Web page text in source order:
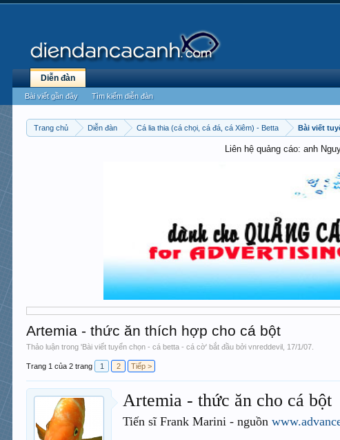
Trang chủ Diễn đàn Cá lia thia (cá chọi, cá đá, cá Xiêm) - Betta Bài viết
Liên hệ quảng cáo: anh
Artemia - thức ăn thích hợp cho cá bột
Thảo luận trong 'Bài viết tuyển chọn - cá betta - cá cờ' bắt đầu bởivnreddevil 17/1/07
Trang 1 của 2 trang 1 2 Tiếp >
Artemia - thức ăn cho cá bột
Tiến sĩ Frank Marini - nguồn
Diễn đàn
Bài viết gần đây Tìm kiếm diễn đàn